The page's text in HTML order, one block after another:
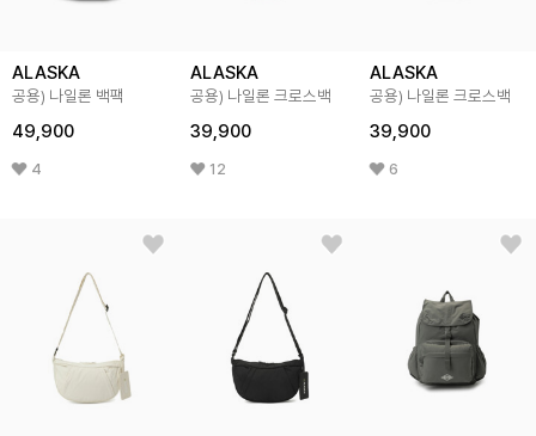
ALASKA
공용) 나일론 백팩
49,900
4
ALASKA
공용) 나일론 크로스백
39,900
12
ALASKA
공용) 나일론 크로스백
39,900
6